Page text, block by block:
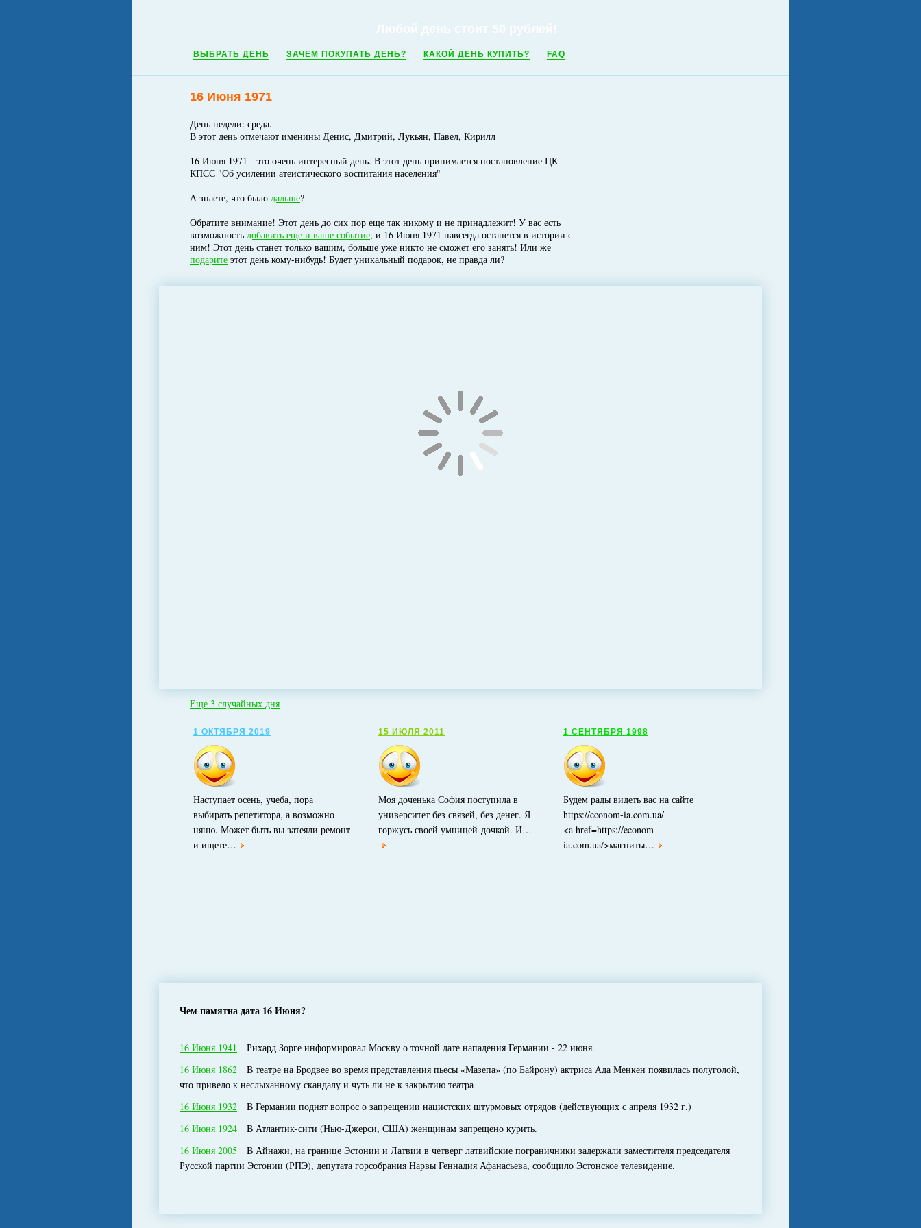
ВЫБРАТЬ ДЕНЬ ЗАЧЕМ ПОКУПАТЬ ДЕНЬ? КАКОЙ ДЕНЬ КУПИТЬ? FAQ
16 Июня 1971
День недели: среда.
В этот день отмечают именины Денис, Дмитрий, Лукьян, Павел, Кирилл
16 Июня 1971 - это очень интересный день. В этот день принимается постановление ЦК
КПСС "Об усилении атеистического воспитания населения"
А знаете, что было дальше?
Обратите внимание! Этот день до сих пор еще так никому и не принадлежит! У вас есть
возможность добавить еще и ваше событие, и 16 Июня 1971 навсегда останется в истории с
ним! Этот день станет только вашим, больше уже никто не сможет его занять! Или же
подарите этот день кому-нибудь! Будет уникальный подарок, не правда ли?
Еще 3 случайных дня
1 ОКТЯБРЯ 2019
Наступает осень, учеба, пора
выбирать репетитора, а возможно
няню. Может быть вы затеяли ремонт
и ищете…
15 ИЮЛЯ 2011
Моя доченька София поступила в
университет без связей, без денег. Я
горжусь своей умницей-дочкой. И…
1 СЕНТЯБРЯ 1998
Будем рады видеть вас на сайте
https://econom-ia.com.ua/
<a href=https://econom-
ia.com.ua/>магниты…
Чем памятна дата 16 Июня?
16 Июня 1941 Рихард Зорге информировал Москву о точной дате нападения Германии - 22 июня.
16 Июня 1862 В театре на Бродвее во время представления пьесы «Мазепа» (по Байрону) актриса Ада Менкен появилась полуголой,
что привело к неслыханному скандалу и чуть ли не к закрытию театра
16 Июня 1932 В Германии поднят вопрос о запрещении нацистских штурмовых отрядов (действующих с апреля 1932 г.)
16 Июня 1924 В Атлантик-сити (Нью-Джерси, США) женщинам запрещено курить.
16 Июня 2005 В Айнажи, на границе Эстонии и Латвии в четверг латвийские пограничники задержали заместителя председателя
Русской партии Эстонии (РПЭ), депутата горсобрания Нарвы Геннадия Афанасьева, сообщило Эстонское телевидение.